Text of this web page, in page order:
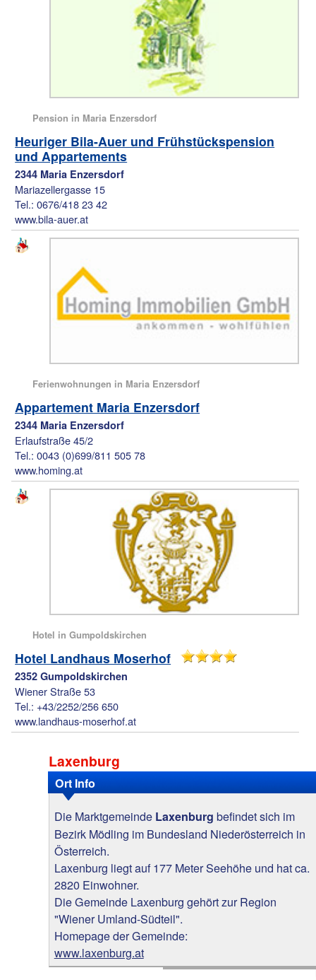
Pension in Maria Enzersdorf
Heuriger Bila-Auer und Frühstückspension
und Appartements
2344 Maria Enzersdorf
Mariazellergasse 15
Tel.: 0676/418 23 42
www.bila-auer.at
Ferienwohnungen in Maria Enzersdorf
Appartement Maria Enzersdorf
2344 Maria Enzersdorf
Erlaufstraße 45/2
Tel.: 0043 (0)699/811 505 78
www.homing.at
Hotel in Gumpoldskirchen
Hotel Landhaus Moserhof
2352 Gumpoldskirchen
Wiener Straße 53
Tel.: +43/2252/256 650
www.landhaus-moserhof.at
Laxenburg
Ort Info
Die Marktgemeinde Laxenburg befindet sich im
Bezirk Mödling im Bundesland Niederösterreich in
Österreich.
Laxenburg liegt auf 177 Meter Seehöhe und hat ca.
2820 Einwohner.
Die Gemeinde Laxenburg gehört zur Region
"Wiener Umland-Südteil".
Homepage der Gemeinde:
www.laxenburg.at